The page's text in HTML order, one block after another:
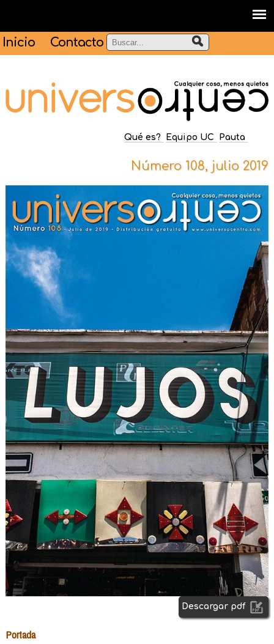
Inicio Contacto
Qué es? Equipo UC Pauta
Número 108, julio 2019
Descargar pdf
Portada